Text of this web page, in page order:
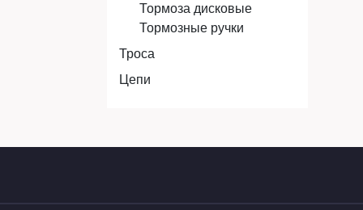
Тормоза дисковые
Тормозные ручки
Троса
Цепи